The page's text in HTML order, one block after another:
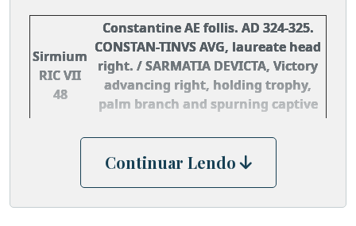
Sirmium
RIC VII
48
Constantine AE follis. AD 324-325.
CONSTAN-TINVS AVG, laureate head
right. / SARMATIA DEVICTA, Victory
advancing right, holding trophy,
palm branch and spurning captive
Continuar Lendo